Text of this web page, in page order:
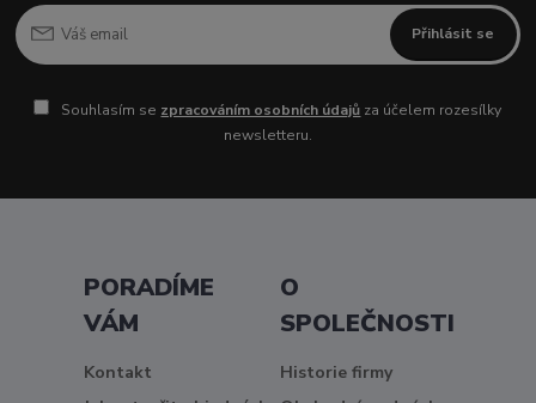
Přihlásit se
Souhlasím se zpracováním osobních údajů za účelem rozesílky
newsletteru.
PORADÍME
VÁM
Kontakt
O
SPOLEČNOSTI
Historie firmy